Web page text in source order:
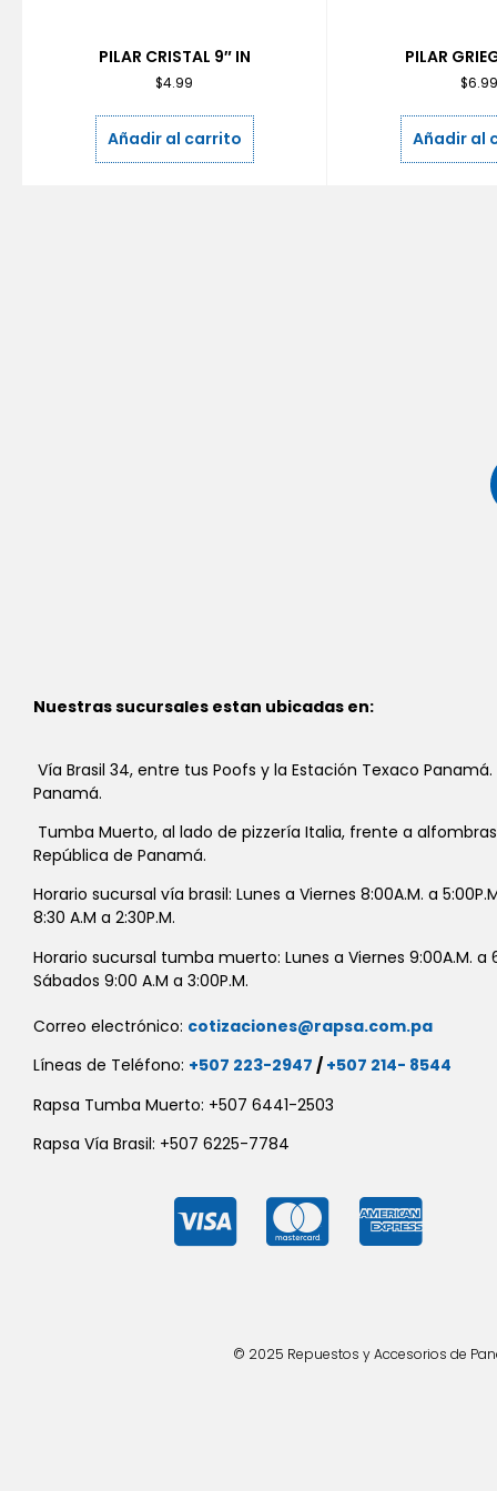
PILAR CRISTAL 9″ IN
$4.99
Añadir al carrito
PILAR
$
Añadir al
Nuestras sucursales estan ubicadas en:
Vía Brasil 34, entre tus Poofs y la Estación Texaco
Panamá.
Tumba Muerto, al lado de pizzería Italia, frente a
República de Panamá.
Horario sucursal vía brasil: Lunes a Viernes 8:00A.M. a
8:30 A.M a 2:30P.M.
Horario sucursal tumba muerto: Lunes a Viernes 9:00A.M. a
Sábados 9:00 A.M a 3:00P.M.
Correo electrónico: cotizaciones@rapsa.com.pa
Líneas de Teléfono: +507 223-2947 / +507 214- 8544
Rapsa Tumba Muerto: +507 6441-2503
Rapsa Vía Brasil: +507 6225-7784
© 2025 Repuestos y Accesorios de